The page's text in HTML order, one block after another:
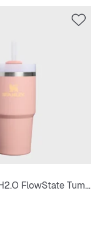
The Quencher H2.O FlowState Tumbler | 0,6L